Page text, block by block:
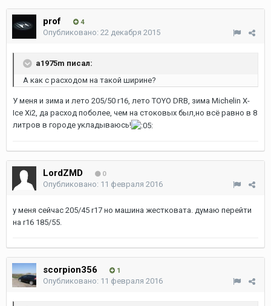
prof 4
Опубликовано: 22 декабря 2015
a1975m писал:
А как с расходом на такой ширине?
У меня и зима и лето 205/50 r16, лето TOYO DRB, зима Michelin X-
Ice Xi2, да расход поболее, чем на стоковых был,но всё равно в 8
литров в городе укладываюсь!
LordZMD 0
Опубликовано: 11 февраля 2016
у меня сейчас 205/45 r17 но машина жестковата. думаю перейти
на r16 185/55.
scorpion356 1
Опубликовано: 11 февраля 2016